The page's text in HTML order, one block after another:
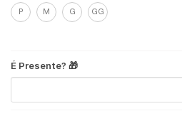
P M G GG
É Presente? 🎁